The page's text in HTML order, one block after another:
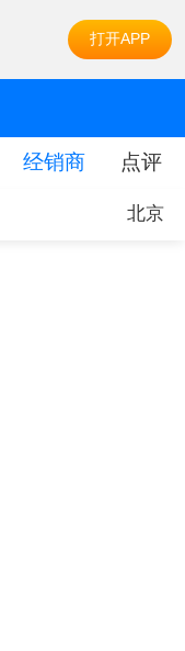
打开APP
经销商 点评
北京